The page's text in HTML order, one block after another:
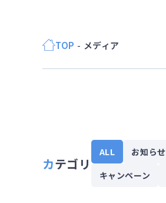
TOP メディア
カテゴリ
ALL お知らせ
キャンペーン